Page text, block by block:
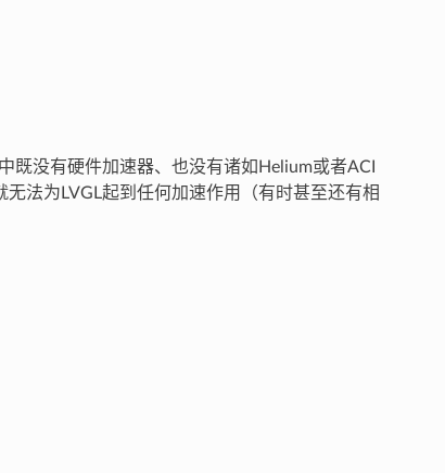
既没有硬件加速器、也没有诸如Helium或者ACI
法为LVGL起到任何加速作用（有时甚至还有相